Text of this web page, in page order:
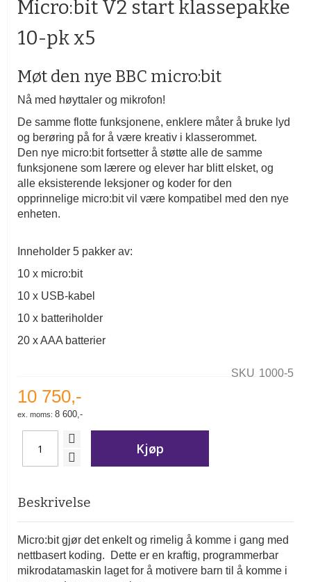
av
Micro:bit V2 start klassepakke
10-pk x5
Møt den nye BBC micro:bit
Nå med høyttaler og mikrofon!
De samme flotte funksjonene, enklere måter å bruke lyd
og berøring på for å være kreativ i klasserommet.
Den nye micro:bit fortsetter å støtte alle de samme
funksjonene som lærere og elever har blitt elsket, og
alle eksisterende leksjoner og koder for den
opprinnelige micro:bit vil være kompatibel med den nye
enheten.
Inneholder 5 pakker av:
10 x micro:bit
10 x USB-kabel
10 x batteriholder
20 x AAA batterier
SKU 1000-5
10 750,-
8 600,-
Kjøp
Beskrivelse
Micro:bit gjør det enkelt og rimelig å komme i gang med
nettbasert koding. Dette er en kraftig, programmerbar
mikrodatamaskin laget for å motivere barn til å komme i